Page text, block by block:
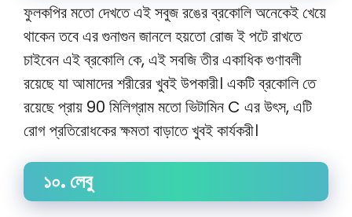
ফুলকপির মতো দেখতে এই সবুজ রঙের ব্রকোলি অনেকেই খেয়ে
থাকেন তবে এর গুনাগুন জানলে হয়তো রোজ ই পটে রাখতে
চাইবেন এই ব্রকোলি কে, এই সবজি তীর একাধিক গুণাবলী
রয়েছে যা আমাদের শরীরের খুবই উপকারী। একটি ব্রকোলি তে
রয়েছে প্রায় 90 মিলিগ্রাম মতো ভিটামিন C এর উৎস, এটি
রোগ প্রতিরোধকের ক্ষমতা বাড়াতে খুবই কার্যকরী।
১০. লেবু